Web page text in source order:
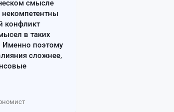
смысле
конфликт
в таких
Именно поэтому
сложнее,